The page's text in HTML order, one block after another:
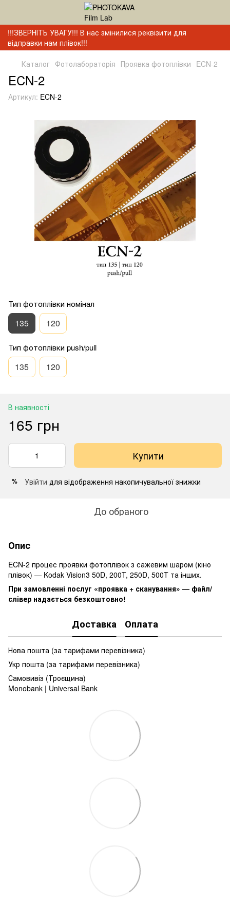
!!!ЗВЕРНІТЬ УВАГУ!!! В нас змінилися реквізити для
відправки нам плівок!!!
Каталог Фотолабораторія Проявка фотоплівки ECN-2
ECN-2
Артикул: ECN-2
Тип фотоплівки номінал
135 120
Тип фотоплівки push/pull
135 120
В наявності
165 грн
Купити
% Увійти для відображення накопичувальної знижки
До обраного
Опис
ECN-2 процес проявки фотоплівок з сажевим шаром (кіно
плівок) — Kodak Vision3 50D, 200T, 250D, 500T та інших.
При замовленні послуг «проявка + сканування» — файл/
слівер надається безкоштовно!
Доставка Оплата
Нова пошта (за тарифами перевізника)
Укр пошта (за тарифами перевізника)
Самовивіз (Троєщина)
Monobank | Universal Bank